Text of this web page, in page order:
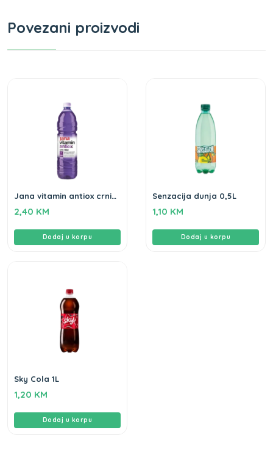
Povezani proizvodi
Jana vitamin antiox crni
2,40 KM
Dodaj u korpu
Senzacija dunja 0,5L
1,10 KM
Dodaj u korpu
Sky Cola 1L
1,20 KM
Dodaj u korpu